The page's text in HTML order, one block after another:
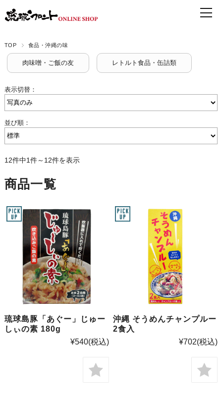
TOP 食品・沖縄の味
肉味噌・ご飯の友 レトルト食品・缶詰類
表示切替：
並び順：
12件中1件～12件を表示
商品一覧
琉球島豚「あぐー」じゅー
しぃの素 180g
¥540(税込)
沖縄 そうめんチャンプルー
2食入
¥702(税込)